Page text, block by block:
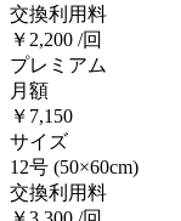
交換利用料
￥2,200 /回
プレミアム
月額
￥7,150
サイズ
12号 (50×60cm)
交換利用料